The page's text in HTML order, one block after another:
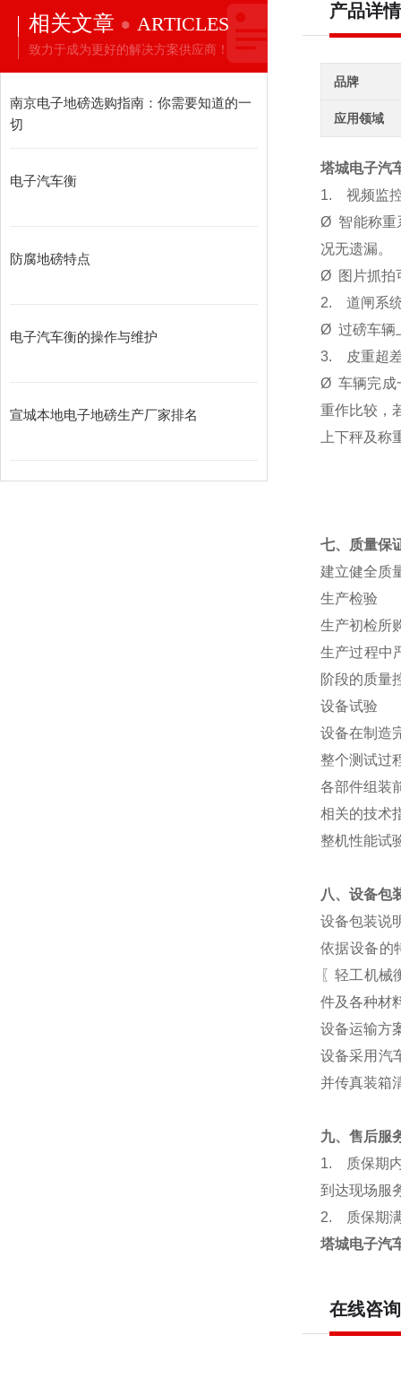
相关文章 ARTICLES
致力于成为更好的解决方案供应商！
南京电子地磅选购指南：你需要知道的一
切
电子汽车衡
防腐地磅特点
电子汽车衡的操作与维护
宣城本地电子地磅生产厂家排名
产品详情
品牌
应用领域
塔城电子汽
1. 视频监
Ø 智能称重
况无遗漏。
Ø 图片抓拍
2. 道闸系
Ø 过磅车辆
3.
皮重超
Ø车辆完成
重作比较，
上下秤及
七、质量保
建立健全质
生产检验
生产初检所
生产过程中
阶段的质量
设备试验
设备在制造
整个测试过
各部件组装
相关的技术
整机性能试
八、设备包
设备包装说
依据设备的
〖轻工机械
件及各种材
设备运输方
设备采用汽
并传真装箱
九、售后服
1.
质保期
到达现场服
2.
质保期
塔城电子汽
在线咨询